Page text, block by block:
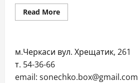
Read MoreRead
more
online
м.Черкаси вул. Хрещатик, 261
т. 54-36-66
email: sonechko.box@gmail.com